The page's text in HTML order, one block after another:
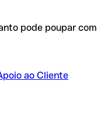
pode poupar
ao Cliente